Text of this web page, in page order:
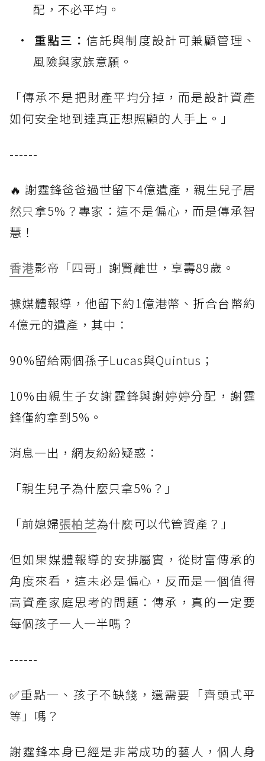
配，不必平均。
重點三：信託與制度設計可兼顧管理、
風險與家族意願。
「傳承不是把財產平均分掉，而是設計資產
如何安全地到達真正想照顧的人手上。」
------
🔥 謝霆鋒爸爸過世留下4億遺產，親生兒子居
然只拿5%？專家：這不是偏心，而是傳承智
慧！
香港影帝「四哥」謝賢離世，享壽89歲。
據媒體報導，他留下約1億港幣、折合台幣約
4億元的遺產，其中：
90%留給兩個孫子Lucas與Quintus；
10%由親生子女謝霆鋒與謝婷婷分配，謝霆
鋒僅約拿到5%。
消息一出，網友紛紛疑惑：
「親生兒子為什麼只拿5%？」
「前媳婦張柏芝為什麼可以代管資產？」
但如果媒體報導的安排屬實，從財富傳承的
角度來看，這未必是偏心，反而是一個值得
高資產家庭思考的問題：傳承，真的一定要
每個孩子一人一半嗎？
------
✅重點一、孩子不缺錢，還需要「齊頭式平
等」嗎？
謝霆鋒本身已經是非常成功的藝人，個人身